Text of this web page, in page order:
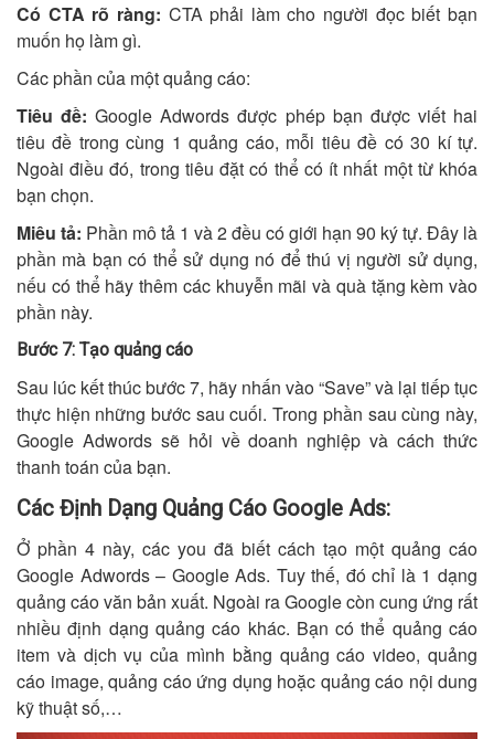
Có CTA rõ ràng: CTA phải làm cho người đọc biết bạn
muốn họ làm gì.
Các phần của một quảng cáo:
Tiêu đề: Google Adwords được phép bạn được viết hai
tiêu đề trong cùng 1 quảng cáo, mỗi tiêu đề có 30 kí tự.
Ngoài điều đó, trong tiêu đặt có thể có ít nhất một từ khóa
bạn chọn.
Miêu tả: Phần mô tả 1 và 2 đều có giới hạn 90 ký tự. Đây là
phần mà bạn có thể sử dụng nó để thú vị người sử dụng,
nếu có thể hãy thêm các khuyễn mãi và quà tặng kèm vào
phần này.
Bước 7: Tạo quảng cáo
Sau lúc kết thúc bước 7, hãy nhấn vào “Save” và lại tiếp tục
thực hiện những bước sau cuối. Trong phần sau cùng này,
Google Adwords sẽ hỏi về doanh nghiệp và cách thức
thanh toán của bạn.
Các Định Dạng Quảng Cáo Google Ads:
Ở phần 4 này, các you đã biết cách tạo một quảng cáo
Google Adwords – Google Ads. Tuy thế, đó chỉ là 1 dạng
quảng cáo văn bản xuất. Ngoài ra Google còn cung ứng rất
nhiều định dạng quảng cáo khác. Bạn có thể quảng cáo
item và dịch vụ của mình bằng quảng cáo video, quảng
cáo image, quảng cáo ứng dụng hoặc quảng cáo nội dung
kỹ thuật số,…